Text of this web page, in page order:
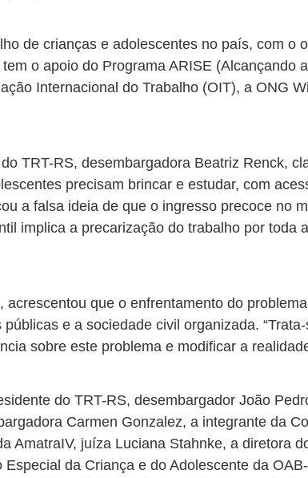
de crianças e adolescentes no país, com
o apoio do Programa ARISE (Alcançando
Internacional do Trabalho (OIT), a ONG
TRT-RS, desembargadora Beatriz Renck,
precisam brincar e estudar, com
a falsa ideia de que o ingresso precoce no
implica a precarização do trabalho por toda
que o enfrentamento do
e a sociedade civil organizada.
sobre este problema e modificar a
do TRT-RS, desembargador João
Carmen Gonzalez, a integrante da
AmatraIV, juíza Luciana Stahnke, a diretora
da Criança e do Adolescente da